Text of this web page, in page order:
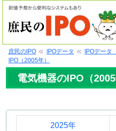
庶民のIPO IPOデータ IPOデータ
IPO（2005年）
電気機器のIPO（2005
2025年